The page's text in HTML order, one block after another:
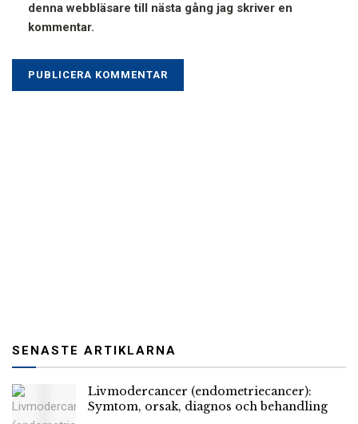
denna webbläsare till nästa gång jag skriver en
kommentar.
SENASTE ARTIKLARNA
Livmodercancer (endometriecancer):
Symtom, orsak, diagnos och behandling